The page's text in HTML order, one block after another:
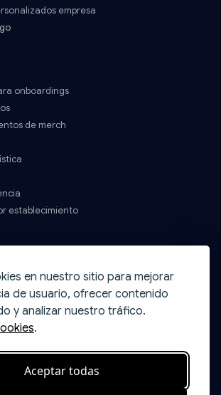
en nuestro sitio para mejorar
de usuario, ofrecer contenido
y analizar nuestro tráfico.
.
Aceptar todas
empresa
onboardings
de merch
establecimiento